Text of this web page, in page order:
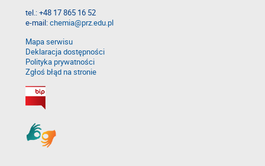
tel.: +48 17 865 16 52
e-mail:chemia@prz.edu.pl
Mapa serwisu
Deklaracja dostępności
Polityka prywatności
Zgłoś błąd na stronie